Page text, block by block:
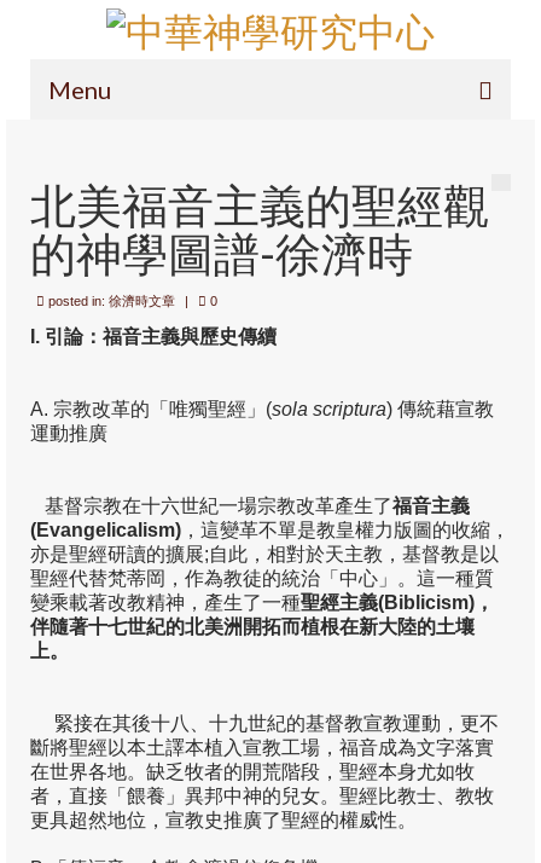
Menu
項目簡介
導論
定位
研究範圍
操守及投稿
呈獻您中華神學(通識版)
通識系列1: 聖經—歷史—真理的「三位一
體」
通識系列2: 從本色化到處境化尋真理
編輯室
石衡潭
吳梓明
北美福音主義的聖經觀
的神學圖譜-徐濟時
posted in: 徐濟時文章 | 0
I. 引論：福音主義與歷史傳續
A. 宗教改革的「唯獨聖經」(sola scriptura) 傳統藉宣教
運動推廣
基督宗教在十六世紀一場宗教改革產生了福音主義
(Evangelicalism) ，這變革不單是教皇權力版圖的收縮，
亦是聖經研讀的擴展;自此，相對於天主教，基督教是以
聖經代替梵蒂岡，作為教徒的統治「中心」。這一種質
變乘載著改教精神，產生了一種聖經主義(Biblicism) ，
伴隨著十七世紀的北美洲開拓而植根在新大陸的土壤
上。
緊接在其後十八、十九世紀的基督教宣教運動，更不
斷將聖經以本土譯本植入宣教工場，福音成為文字落實
在世界各地。缺乏牧者的開荒階段，聖經本身尤如牧
者，直接「餵養」異邦中神的兒女。聖經比教士、教牧
更具超然地位，宣教史推廣了聖經的權威性。